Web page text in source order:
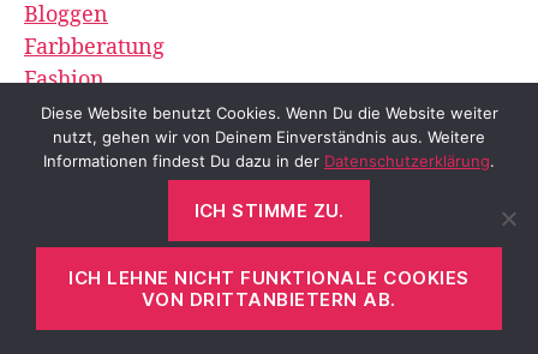
Bloggen
Farbberatung
Fashion
Lesetipps
Lifestyle
Minimalismus
Persönliches
Rezepte
Stilberatung
Diese Website benutzt Cookies. Wenn Du die Website weiter
nutzt, gehen wir von Deinem Einverständnis aus. Weitere
Informationen findest Du dazu in der Datenschutzerklärung.
ICH STIMME ZU.
ICH LEHNE NICHT FUNKTIONALE COOKIES
VON DRITTANBIETERN AB.